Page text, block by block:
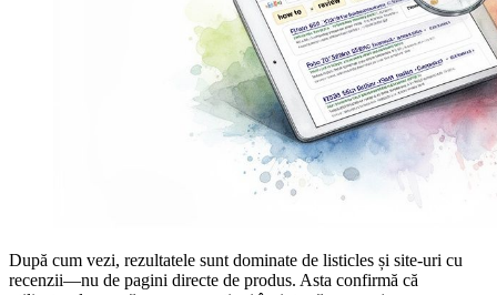
După cum vezi, rezultatele sunt dominate de listicles și site-uri cu
recenzii—nu de pagini directe de produs. Asta confirmă că